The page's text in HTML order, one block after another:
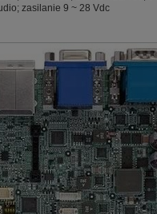
zasilanie 9 ~ 28 Vdc